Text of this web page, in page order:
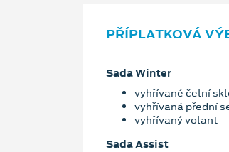
PŘÍPLATKOVÁ
Sada Winter
vyhřívané čelní
vyhřívaná přední
vyhřívaný volant
Sada Assist